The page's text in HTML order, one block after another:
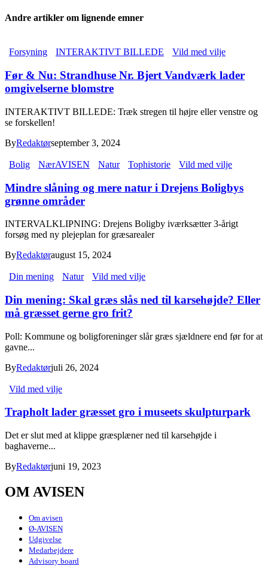
Andre artikler om lignende emner
Forsyning INTERAKTIVT BILLEDE Vild med vilje
Før & Nu: Strandhuse Nr. Bjert Vandværk lader
omgivelserne blomstre
INTERAKTIVT BILLEDE: Træk stregen til højre eller venstre og
se forskellen!
ByRedaktørseptember 3, 2024
Bolig NærAVISEN Natur Tophistorie Vild med vilje
Mindre slåning og mere natur i Drejens Boligbys
grønne områder
INTERVALKLIPNING: Drejens Boligby iværksætter 3-årigt
forsøg med ny plejeplan for græsarealer
ByRedaktøraugust 15, 2024
Din mening Natur Vild med vilje
Din mening: Skal græs slås ned til karsehøjde? Eller
må græsset gerne gro frit?
Poll: Kommune og boligforeninger slår græs sjældnere end før for at
gavne...
ByRedaktørjuli 26, 2024
Vild med vilje
Trapholt lader græsset gro i museets skulpturpark
Det er slut med at klippe græsplæner ned til karsehøjde i
baghaverne...
ByRedaktørjuni 19, 2023
OM AVISEN
Om avisen
Ø-AVISEN
Udgivelse
Medarbejdere
Advisory board